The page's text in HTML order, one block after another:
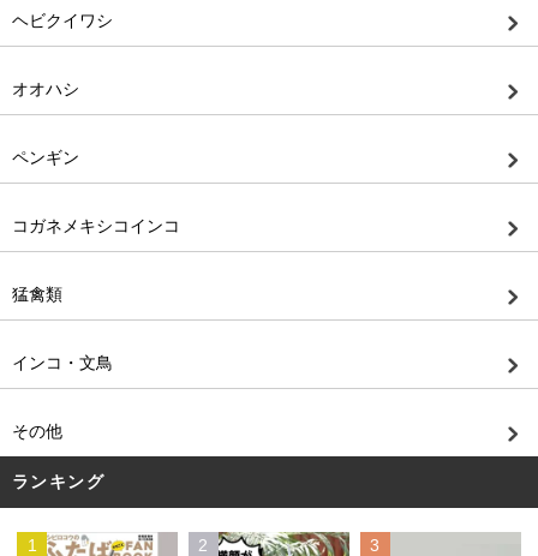
ヘビクイワシ
オオハシ
ペンギン
コガネメキシコインコ
猛禽類
インコ・文鳥
その他
ランキング
1 2 3